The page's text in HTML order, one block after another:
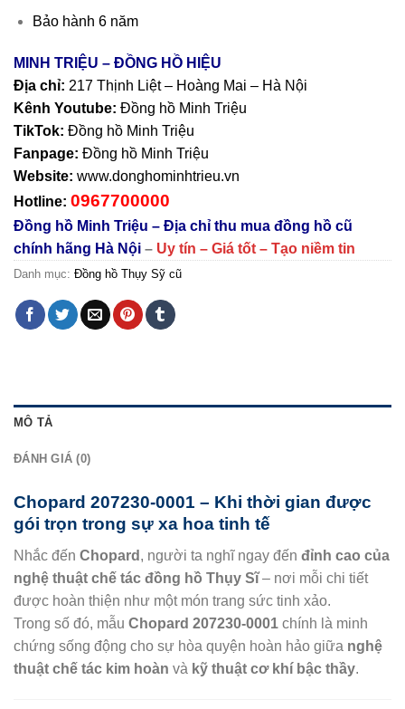
Bảo hành 6 năm
MINH TRIỆU – ĐỒNG HỒ HIỆU
Địa chỉ: 217 Thịnh Liệt – Hoàng Mai – Hà Nội
Kênh Youtube: Đồng hồ Minh Triệu
TikTok: Đồng hồ Minh Triệu
Fanpage: Đồng hồ Minh Triệu
Website: www.donghominhtrieu.vn
Hotline: 0967700000
Đồng hồ Minh Triệu – Địa chỉ thu mua đồng hồ cũ
chính hãng Hà Nội – Uy tín – Giá tốt – Tạo niềm tin
Danh mục: Đồng hồ Thụy Sỹ cũ
MÔ TẢ
ĐÁNH GIÁ (0)
Chopard 207230-0001 – Khi thời gian được
gói trọn trong sự xa hoa tinh tế
Nhắc đến Chopard , người ta nghĩ ngay đến đỉnh cao của
nghệ thuật chế tác đồng hồ Thụy Sĩ– nơi mỗi chi tiết
được hoàn thiện như một món trang sức tinh xảo.
Trong số đó, mẫu Chopard 207230-0001 chính là minh
chứng sống động cho sự hòa quyện hoàn hảo giữa nghệ
thuật chế tác kim hoàn và kỹ thuật cơ khí bậc thầy.